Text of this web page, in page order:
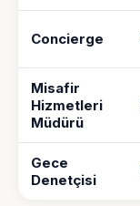
Concierge
Misafir
Hizmetleri
Müdürü
Gece
Denetçisi